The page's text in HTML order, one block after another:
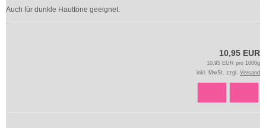
Auch für dunkle Hauttöne geeignet.
10,95 EUR
10,95 EUR pro 1000g
inkl. MwSt. zzgl. Versand